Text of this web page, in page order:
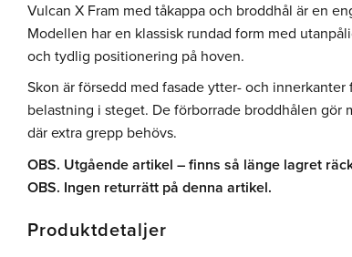
Vulcan X Fram med tåkappa och broddhål är en
Modellen har en klassisk rundad form med
och tydlig positionering på hoven.
Skon är försedd med fasade ytter- och
belastning i steget. De förborrade broddhålen gör
där extra grepp behövs.
OBS. Utgående artikel – finns så länge lagret
OBS. Ingen returrätt på denna artikel.
Produktdetaljer